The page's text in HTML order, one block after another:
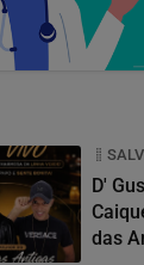
D'
das